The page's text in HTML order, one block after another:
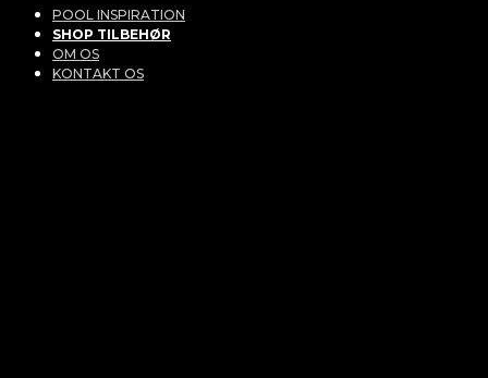
POOL INSPIRATION
SHOP TILBEHØR
OM OS
KONTAKT OS